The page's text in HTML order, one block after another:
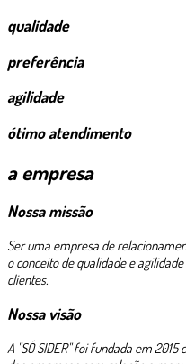
qualidade
preferência
agilidade
ótimo atendimento
a empresa
Nossa missão
Ser uma empresa de
o conceito de qualidade e
clientes.
Nossa visão
A "SÓ SIDER" foi fundada em